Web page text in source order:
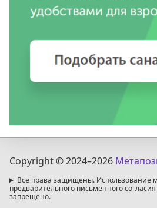
Copyright © 2024–2026
Все права защищены. Использование
предварительного письменного
запрещено.